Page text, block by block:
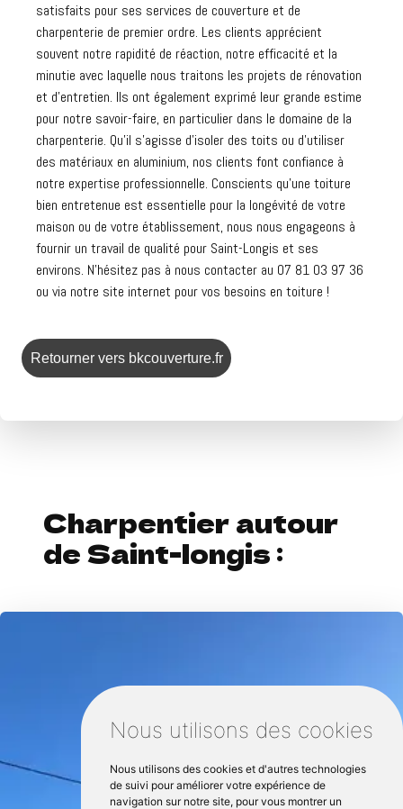
Nous utilisons des cookies
Nous utilisons des cookies et d'autres technologies
de suivi pour améliorer votre expérience de
navigation sur notre site, pour vous montrer un
satisfaits pour ses services de couverture et de
charpenterie de premier ordre. Les clients apprécient
souvent notre rapidité de réaction, notre efficacité et la
minutie avec laquelle nous traitons les projets de rénovation
et d'entretien. Ils ont également exprimé leur grande estime
pour notre savoir-faire, en particulier dans le domaine de la
charpenterie. Qu'il s'agisse d'isoler des toits ou d'utiliser
des matériaux en aluminium, nos clients font confiance à
notre expertise professionnelle. Conscients qu'une toiture
bien entretenue est essentielle pour la longévité de votre
maison ou de votre établissement, nous nous engageons à
fournir un travail de qualité pour Saint-Longis et ses
environs. N'hésitez pas à nous contacter au 07 81 03 97 36
ou via notre site internet pour vos besoins en toiture !
Retourner vers bkcouverture.fr
Charpentier autour
de Saint-longis :